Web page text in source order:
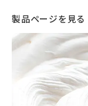
製品ページを見る